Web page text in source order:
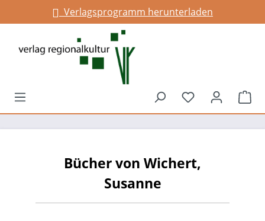
springenVerlagsprogramm herunterladen
Du hast 0
Bücher von Wichert,
Susanne